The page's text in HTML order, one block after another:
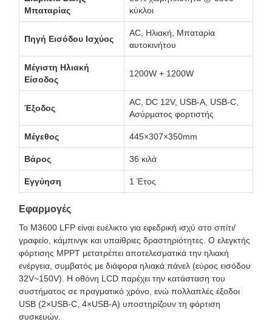
Μπαταρίας
κύκλοι
Πηγή Εισόδου Ισχύος
AC, Ηλιακή, Μπαταρία
αυτοκινήτου
Μέγιστη Ηλιακή
Είσοδος
1200W + 1200W
Έξοδος
AC, DC 12V, USB-A, USB-C,
Ασύρματος φορτιστής
Μέγεθος 445×307×350mm
Βάρος 36 κιλά
Εγγύηση 1 Έτος
Εφαρμογές
Το M3600 LFP είναι ευέλικτο για εφεδρική ισχύ στο σπίτι/
γραφείο, κάμπινγκ και υπαίθριες δραστηριότητες. Ο ελεγκτής
φόρτισης MPPT μετατρέπει αποτελεσματικά την ηλιακή
ενέργεια, συμβατός με διάφορα ηλιακά πάνελ (εύρος εισόδου
32V~150V). Η οθόνη LCD παρέχει την κατάσταση του
συστήματος σε πραγματικό χρόνο, ενώ πολλαπλές έξοδοι
USB (2×USB-C, 4×USB-A) υποστηρίζουν τη φόρτιση
συσκευών.